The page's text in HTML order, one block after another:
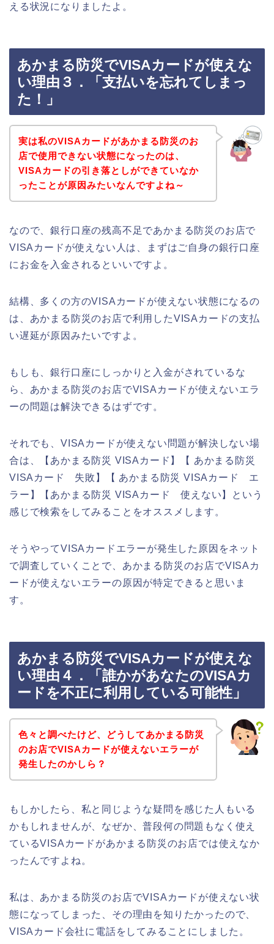
える状況になりましたよ。
あかまる防災でVISAカードが使えな
い理由３．「支払いを忘れてしまっ
た！」
実は私のVISAカードがあかまる防災のお
店で使用できない状態になったのは、
VISAカードの引き落としができていなか
ったことが原因みたいなんですよね～
なので、銀行口座の残高不足であかまる防災のお店で
VISAカードが使えない人は、まずはご自身の銀行口座
にお金を入金されるといいですよ。
結構、多くの方のVISAカードが使えない状態になるの
は、あかまる防災のお店で利用したVISAカードの支払
い遅延が原因みたいですよ。
もしも、銀行口座にしっかりと入金がされているな
ら、あかまる防災のお店でVISAカードが使えないエラ
ーの問題は解決できるはずです。
それでも、VISAカードが使えない問題が解決しない場
合は、【あかまる防災 VISAカード】【 あかまる防災
VISAカード 失敗】【 あかまる防災 VISAカード エ
ラー】【あかまる防災 VISAカード 使えない】という
感じで検索をしてみることをオススメします。
そうやってVISAカードエラーが発生した原因をネット
で調査していくことで、あかまる防災のお店でVISAカ
ードが使えないエラーの原因が特定できると思いま
す。
あかまる防災でVISAカードが使えな
い理由４．「誰かがあなたのVISAカ
ードを不正に利用している可能性」
色々と調べたけど、どうしてあかまる防災
のお店でVISAカードが使えないエラーが
発生したのかしら？
もしかしたら、私と同じような疑問を感じた人もいる
かもしれませんが、なぜか、普段何の問題もなく使え
ているVISAカードがあかまる防災のお店では使えなか
ったんですよね。
私は、あかまる防災のお店でVISAカードが使えない状
態になってしまった、その理由を知りたかったので、
VISAカード会社に電話をしてみることにしました。